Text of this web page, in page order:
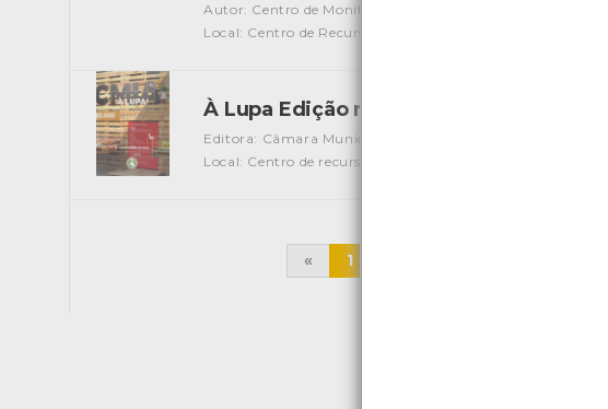
Autor: Centro de Monitorização e Interpretação Ambiental
Local: Centro de Recursos do CMIA e Centro de
À Lupa Edição nº 12
Editora: Câmara Municipal de Viana do Castelo
Local: Centro de recursos CMIA
« 1